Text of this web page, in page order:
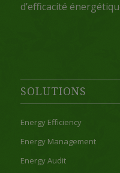
d’efficacité
SOLUTIONS
Energy Efficiency
Energy Management
Energy Audit